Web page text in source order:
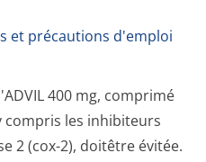
et précautions d'emploi
400 mg, comprimé
compris les inhibiteurs
2 (cox-2), doitêtre évitée.